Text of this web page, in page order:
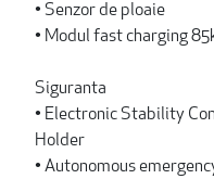
• Senzor de ploaie
• Modul fast charging
Siguranta
• Electronic Stability
Holder
• Autonomous